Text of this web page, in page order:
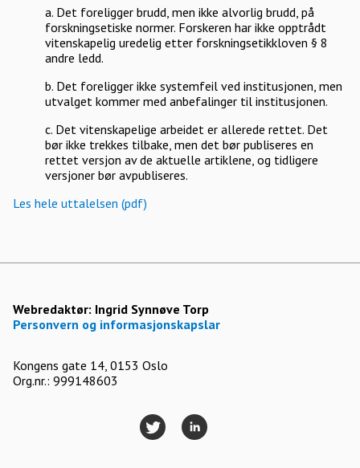
a. Det foreligger brudd, men ikke alvorlig brudd, på
forskningsetiske normer. Forskeren har ikke opptrådt
vitenskapelig uredelig etter forskningsetikkloven § 8
andre ledd.
b. Det foreligger ikke systemfeil ved institusjonen, men
utvalget kommer med anbefalinger til institusjonen.
c. Det vitenskapelige arbeidet er allerede rettet. Det
bør ikke trekkes tilbake, men det bør publiseres en
rettet versjon av de aktuelle artiklene, og tidligere
versjoner bør avpubliseres.
Les hele uttalelsen (pdf)
Webredaktør: Ingrid Synnøve Torp
Personvern og informasjonskapslar
Kongens gate 14, 0153 Oslo
Org.nr.: 999148603